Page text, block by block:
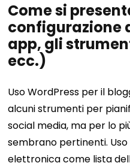
Come si
configurazione
app, gli
ecc.)
Uso WordPress per il
alcuni strumenti per
social media, ma per lo
sembrano pertinenti.
elettronica come lista